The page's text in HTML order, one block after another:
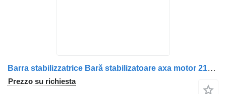
Barra stabilizzatrice Bară stabilizatoare axa motor 21251646 per camion Volvo –
Prezzo su richiesta